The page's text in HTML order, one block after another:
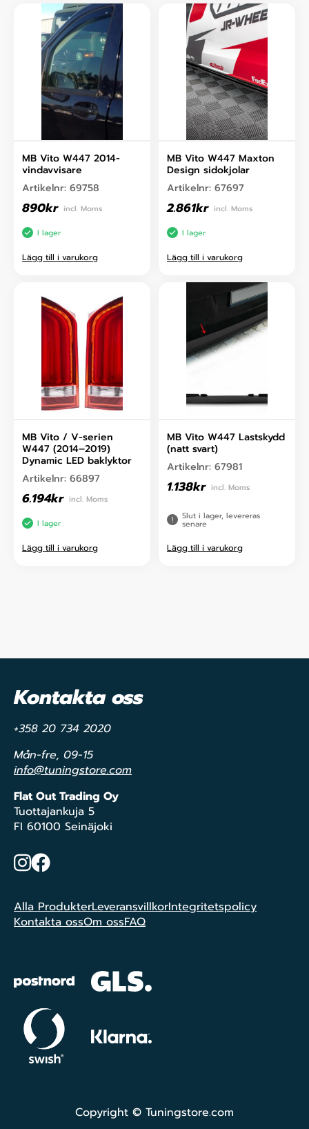
MB Vito W447 2014-
vindavvisare
Artikelnr: 69758
890kr incl. Moms
I lager
Lägg till i varukorg
MB Vito W447 Maxton
Design sidokjolar
Artikelnr: 67697
2.861kr incl. Moms
I lager
Lägg till i varukorg
MB Vito / V-serien
W447 (2014–2019)
Dynamic LED baklyktor
Artikelnr: 66897
6.194kr incl. Moms
I lager
Lägg till i varukorg
MB Vito W447 Lastskydd
(natt svart)
Artikelnr: 67981
1.138kr incl. Moms
Slut i lager, levereras
senare
Lägg till i varukorg
Kontakta oss
+358 20 734 2020
Mån-fre, 09-15
info@tuningstore.com
Flat Out Trading Oy
Tuottajankuja 5
FI 60100 Seinäjoki
Instagram
Facebook
Alla ProdukterLeveransvillkorIntegritetspolicy
Kontakta ossOm ossFAQ
Copyright © Tuningstore.com